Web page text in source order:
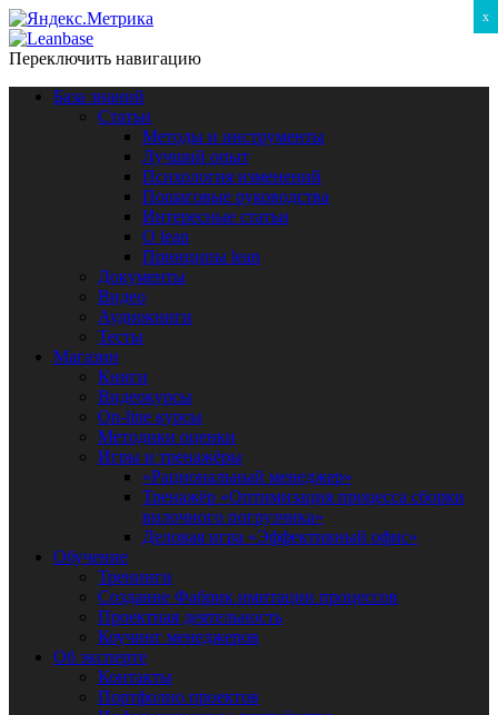
Переключить навигацию
База знаний
Статьи
Методы и инструменты
Лучший опыт
Психология изменений
Пошаговые руководства
Интересные статьи
O lean
Принципы lean
Документы
Видео
Аудиокниги
Тесты
Магазин
Книги
Видеокурсы
On-line курсы
Методики оценки
Игры и тренажёры
«Рациональный менеджер»
Тренажёр «Оптимизация процесса сборки
вилочного погрузчика»
Деловая игра «Эффективный офис»
Обучение
Тренинги
Создание Фабрик имитации процессов
Проектная деятельность
Коучинг менеджеров
Об эксперте
Контакты
Портфолио проектов
x